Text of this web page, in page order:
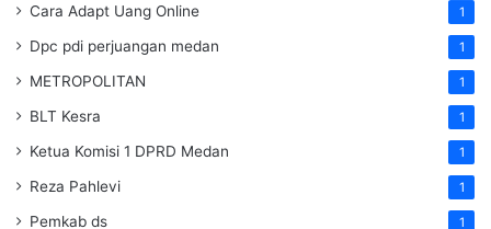
Cara Adapt Uang Online 1
Dpc pdi perjuangan medan 1
METROPOLITAN 1
BLT Kesra 1
Ketua Komisi 1 DPRD Medan 1
Reza Pahlevi 1
Pemkab ds 1